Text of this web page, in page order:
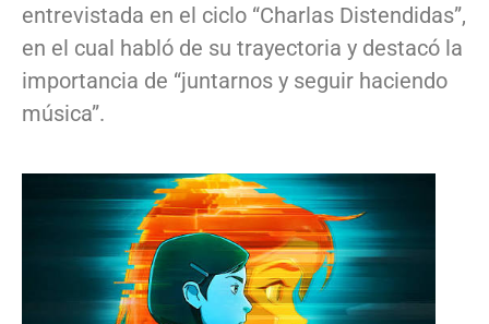
entrevistada en el ciclo “Charlas Distendidas”,
en el cual habló de su trayectoria y destacó la
importancia de “juntarnos y seguir haciendo
música”.